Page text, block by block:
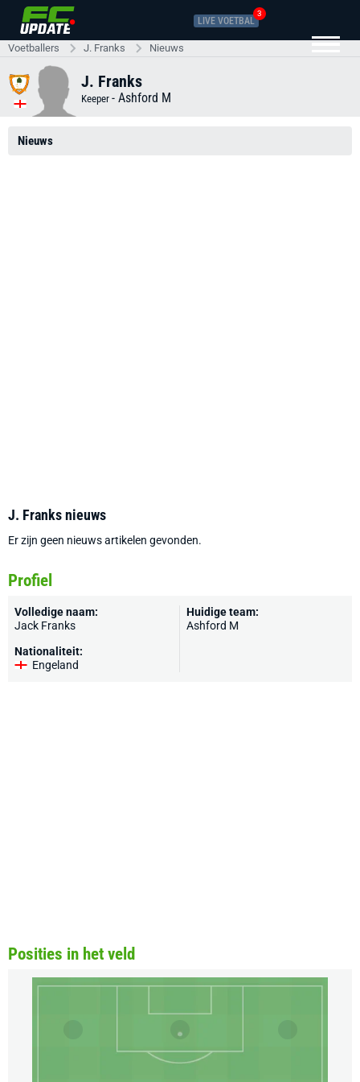
LIVE VOETBAL
3
Voetballers J. Franks Nieuws
J. Franks
Keeper - Ashford M
Nieuws
J. Franks nieuws
Er zijn geen nieuws artikelen gevonden.
Profiel
Volledige naam:
Jack Franks
Nationaliteit:
Engeland
Huidige team:
Ashford M
Posities in het veld